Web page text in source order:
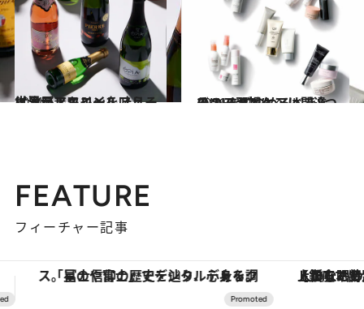
2021.5.2
世界がアルコールフリーに注目！キレイを叶えるノンアルワイン
ビューティ＆ヘルス 2021.3.27
そのスキンケアは間違い！ まずやめるべき8つの“NG習慣”
ビューティ＆ヘルス
FEATURE
フィーチャー記事
【銀座で出合う最旬美容】美髪ケアや上質な眠り…セルフケアのアップデートから、特別な名入れギフトまで。大人のための「ReFa GINZA」クルーズ